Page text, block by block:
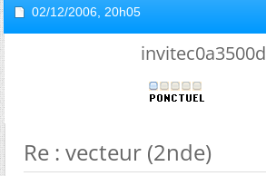
02/12/2006, 20h05
invitec0a3500d
Re : vecteur (2nde)